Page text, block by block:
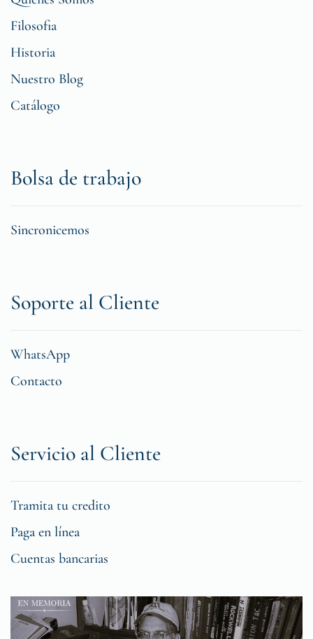
Filosofia
Historia
Nuestro Blog
Catálogo
Bolsa de trabajo
Sincronicemos
Soporte al Cliente
WhatsApp
Contacto
Servicio al Cliente
Tramita tu credito
Paga en línea
Cuentas bancarias